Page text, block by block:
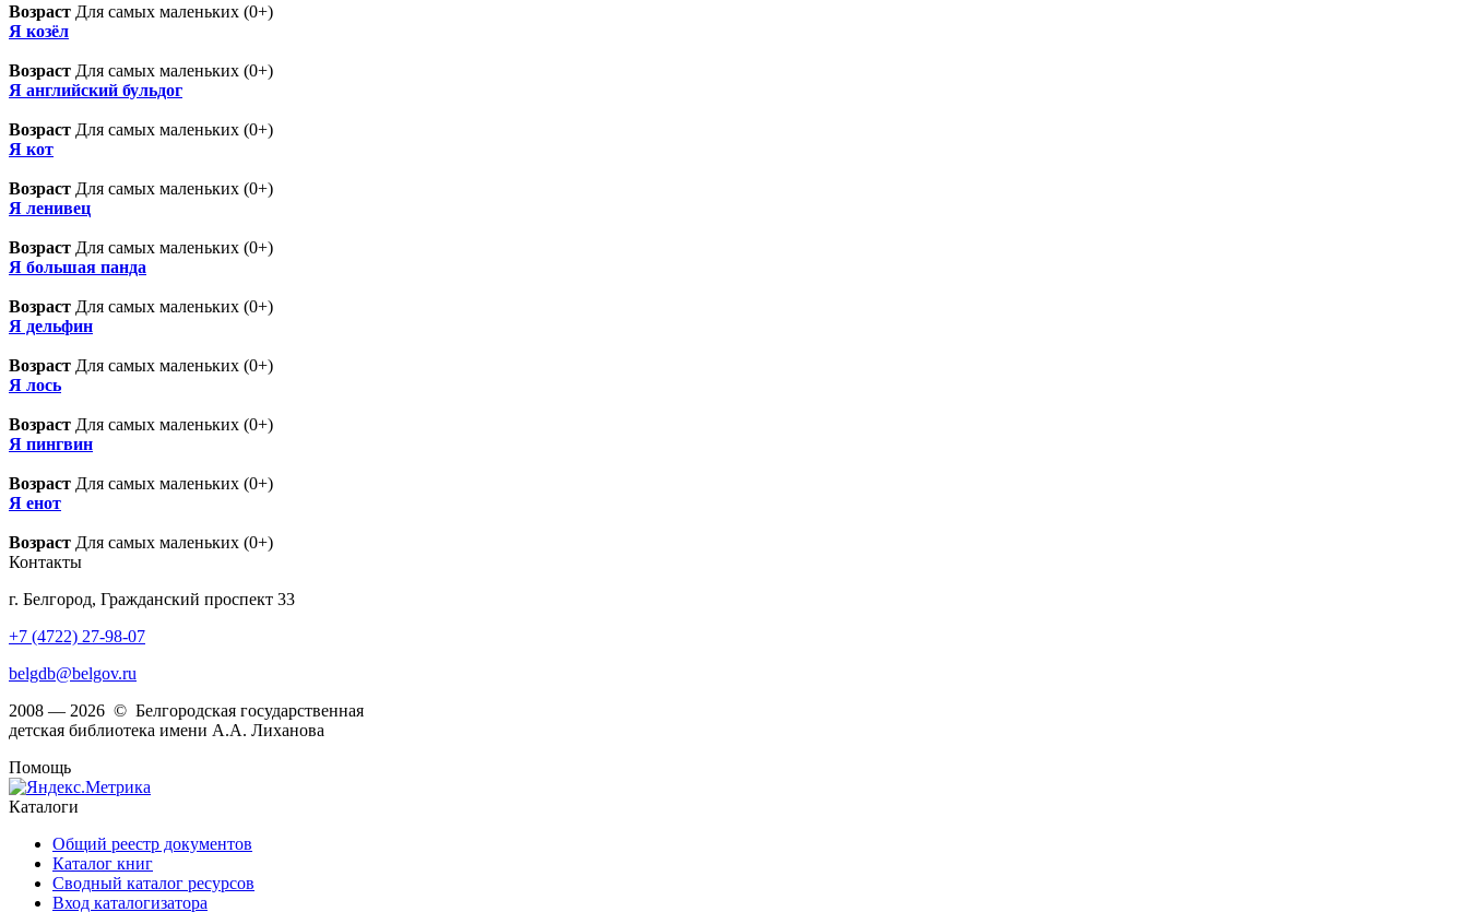
Возраст Для самых маленьких (0+)
Я козёл
Возраст Для самых маленьких (0+)
Я английский бульдог
Возраст Для самых маленьких (0+)
Я кот
Возраст Для самых маленьких (0+)
Я ленивец
Возраст Для самых маленьких (0+)
Я большая панда
Возраст Для самых маленьких (0+)
Я дельфин
Возраст Для самых маленьких (0+)
Я лось
Возраст Для самых маленьких (0+)
Я пингвин
Возраст Для самых маленьких (0+)
Я енот
Возраст Для самых маленьких (0+)
Контакты
г. Белгород, Гражданский проспект 33
+7 (4722) 27-98-07
belgdb@belgov.ru
2008 — 2026 © Белгородская государственная
детская библиотека имени А.А. Лиханова
Помощь
Каталоги
Общий реестр документов
Каталог книг
Сводный каталог ресурсов
Вход каталогизатора